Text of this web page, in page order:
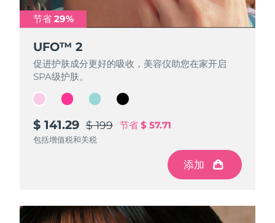
节省 29%
UFO™ 2
促进护肤成分更好的吸收，美容仪助您在家开启
SPA级护肤。
$ 141.29 $ 199 节省 $ 57.71
包括增值税和关税
添加
节省 29%
UFO™ 2
促进护肤成分更好的吸收，美容仪助您在家开启
SPA级护肤。
$ 141.29 $ 199 节省 $ 57.71
包括增值税和关税
添加
节省 29%
UFO™ 2
促进护肤成分更好的吸收，美容仪助您在家开启
SPA级护肤。
$ 141.29 $ 199 节省 $ 57.71
包括增值税和关税
添加
节省 29%
UFO™ 2
促进护肤成分更好的吸收，美容仪助您在家开启
SPA级护肤。
$ 141.29 $ 199 节省 $ 57.71
包括增值税和关税
添加